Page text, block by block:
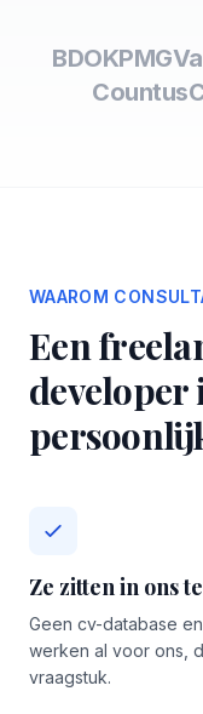
BDOKPMG
Countus
WAAROM
Een
developer
Ze zitten in ons
Geen cv-database
werken al voor ons,
vraagstuk.